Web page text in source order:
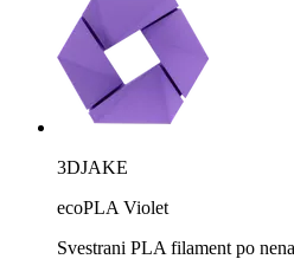
3DJAKE
ecoPLA Violet
Svestrani PLA filament po